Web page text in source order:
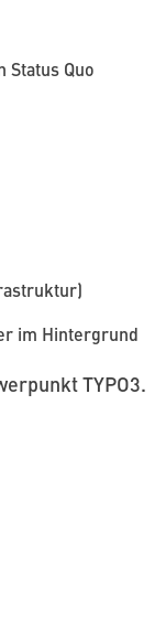
Quo
im Hintergrund
TYPO3.